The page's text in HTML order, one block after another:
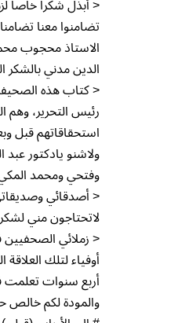
تضامنوا معنا
الاستاذ محجوب
الدين مدني بالشكر
< كتاب هذه
رئيس التحرير، وهم
استحقاقاتهم قبل
ولاشنو يادكتور
وفتحي ومحمد
< أصدقائي
لاتحتاجون مني
< زملائي
أوفياء لتلك العلاقة
أربع سنوات تعلمت
والمودة لكم خالص